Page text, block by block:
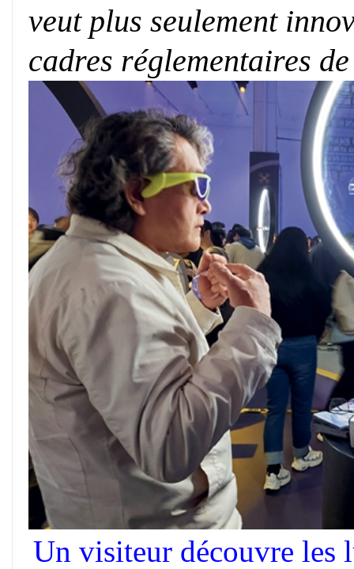
veut plus seulement
cadres réglementaires
Un visiteur découvre les